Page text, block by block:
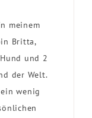
meinem
Britta,
und 2
der Welt.
wenig